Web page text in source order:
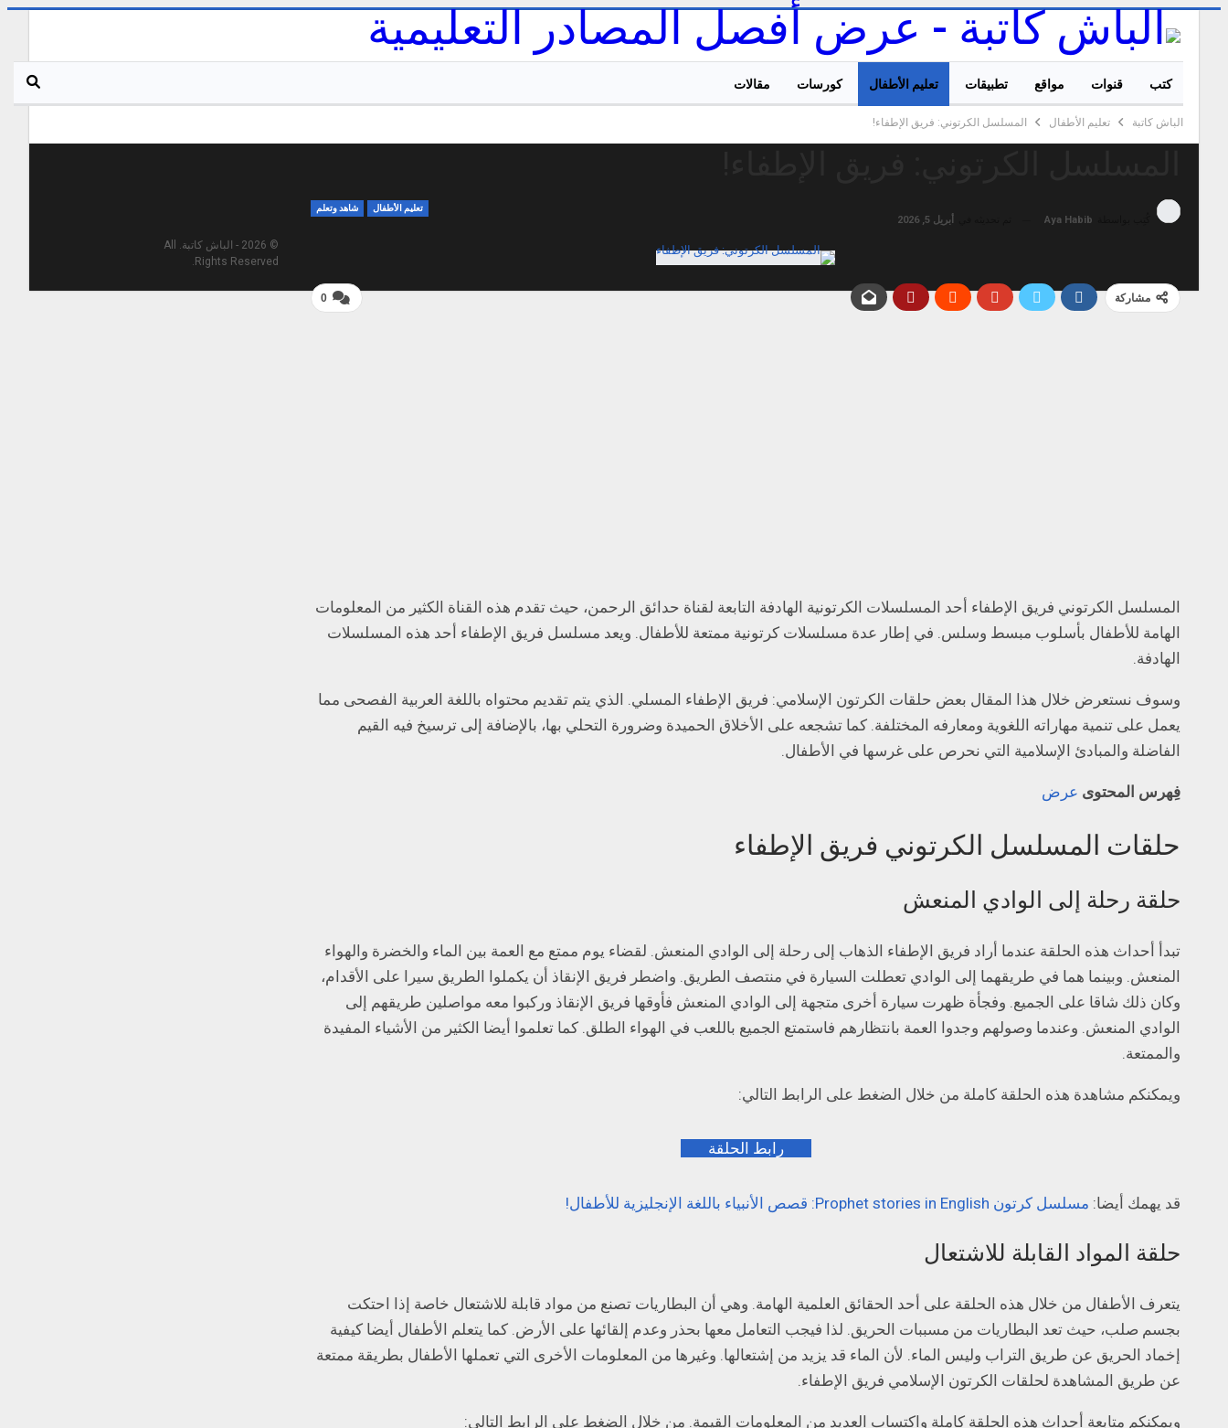
كتب قنوات مواقع تطبيقات تعليم الأطفال كورسات مقالات
الباش كاتبة تعليم الأطفال المسلسل الكرتوني: فريق الإطفاء!
تعليم الأطفال شاهد وتعلم
Aya Habib أبريل 5, 2026
0 مشاركة
المسلسل الكرتوني فريق الإطفاء أحد المسلسلات الكرتونية الهادفة التابعة لقناة حدائق الرحمن، حيث تقدم هذه القناة الكثير من المعلومات
الهامة للأطفال بأسلوب مبسط وسلس. في إطار عدة مسلسلات كرتونية ممتعة للأطفال. ويعد مسلسل فريق الإطفاء أحد هذه المسلسلات
الهادفة.
وسوف نستعرض خلال هذا المقال بعض حلقات الكرتون الإسلامي: فريق الإطفاء المسلي. الذي يتم تقديم محتواه باللغة العربية الفصحى مما
يعمل على تنمية مهاراته اللغوية ومعارفه المختلفة. كما تشجعه على الأخلاق الحميدة وضرورة التحلي بها، بالإضافة إلى ترسيخ فيه القيم
الفاضلة والمبادئ الإسلامية التي نحرص على غرسها في الأطفال.
فِهرس المحتوى عرض
حلقات المسلسل الكرتوني فريق الإطفاء
حلقة رحلة إلى الوادي المنعش
تبدأ أحداث هذه الحلقة عندما أراد فريق الإطفاء الذهاب إلى رحلة إلى الوادي المنعش. لقضاء يوم ممتع مع العمة بين الماء والخضرة والهواء
المنعش. وبينما هما في طريقهما إلى الوادي تعطلت السيارة في منتصف الطريق. واضطر فريق الإنقاذ أن يكملوا الطريق سيرا على الأقدام،
وكان ذلك شاقا على الجميع. وفجأة ظهرت سيارة أخرى متجهة إلى الوادي المنعش فأوقها فريق الإنقاذ وركبوا معه مواصلين طريقهم إلى
الوادي المنعش. وعندما وصولهم وجدوا العمة بانتظارهم فاستمتع الجميع باللعب في الهواء الطلق. كما تعلموا أيضا الكثير من الأشياء المفيدة
والممتعة.
ويمكنكم مشاهدة هذه الحلقة كاملة من خلال الضغط على الرابط التالي:
رابط الحلقة
قد يهمك أيضا: مسلسل كرتون Prophet stories in English: قصص الأنبياء باللغة الإنجليزية للأطفال!
حلقة المواد القابلة للاشتعال
يتعرف الأطفال من خلال هذه الحلقة على أحد الحقائق العلمية الهامة. وهي أن البطاريات تصنع من مواد قابلة للاشتعال خاصة إذا احتكت
بجسم صلب، حيث تعد البطاريات من مسببات الحريق. لذا فيجب التعامل معها بحذر وعدم إلقائها على الأرض. كما يتعلم الأطفال أيضا كيفية
إخماد الحريق عن طريق التراب وليس الماء. لأن الماء قد يزيد من إشتعالها. وغيرها من المعلومات الأخرى التي تعملها الأطفال بطريقة ممتعة
عن طريق المشاهدة لحلقات الكرتون الإسلامي فريق الإطفاء.
ويمكنكم متابعة أحداث هذه الحلقة كاملة واكتساب العديد من المعلومات القيمة. من خلال الضغط على الرابط التالي:
© 2026 - الباش كاتبة. All
Rights Reserved.